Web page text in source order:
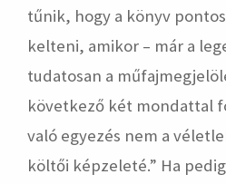
tűnik, hogy a könyv
kelteni, amikor – már a
tudatosan a
következő két mondattal
való egyezés nem a
költői képzeleté.” Ha